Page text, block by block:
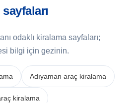
odaklı kiralama sayfaları;
bilgi için gezinin.
Adıyaman araç kiralama
kiralama